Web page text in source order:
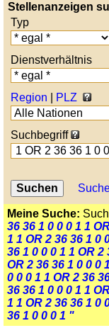
Stellenanzeigen
Typ
Dienstverhältnis
Region PLZ
Suchbegriff
Meine Suche:
36 36 1 0 0 0 1 1
1 1 OR 2 36 36 1 0
36 1 0 0 0 1 1 OR 2
OR 2 36 36 1 0 0 0
0 0 0 1 1 OR 2 36
36 36 1 0 0 0 1 1
1 1 OR 2 36 36 1 0
36 1 0 0 0 1 "